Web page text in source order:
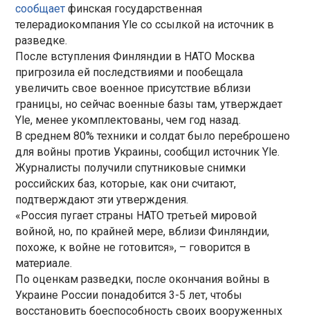
сообщаетфинская государственная
телерадиокомпания Yle со ссылкой на источник в
разведке.
После вступления Финляндии в НАТО Москва
пригрозила ей последствиями и пообещала
увеличить свое военное присутствие вблизи
границы, но сейчас военные базы там, утверждает
Yle, менее укомплектованы, чем год назад.
В среднем 80% техники и солдат было переброшено
для войны против Украины, сообщил источник Yle.
Журналисты получили спутниковые снимки
российских баз, которые, как они считают,
подтверждают эти утверждения.
«Россия пугает страны НАТО третьей мировой
войной, но, по крайней мере, вблизи Финляндии,
похоже, к войне не готовится», – говорится в
материале.
По оценкам разведки, после окончания войны в
Украине России понадобится 3-5 лет, чтобы
восстановить боеспособность своих вооруженных